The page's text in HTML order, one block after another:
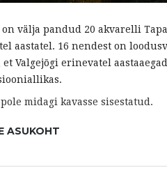
välja pandud 20 akvarelli
aastatel. 16 nendest on
Valgejõgi erinevatel
midagi kavasse sisestatud.
ASUKOHT